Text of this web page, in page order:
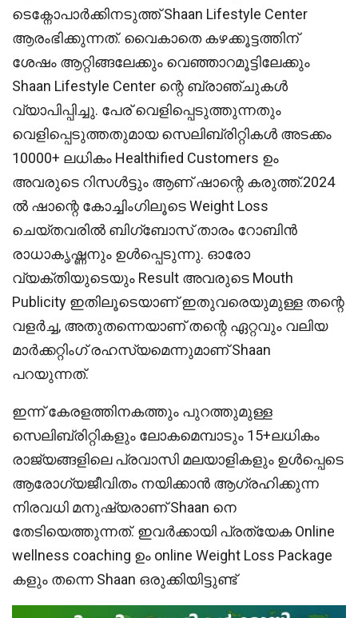
ടെക്നോപാർക്കിനടുത്ത് Shaan Lifestyle Center
ആരംഭിക്കുന്നത്. വൈകാതെ കഴക്കൂട്ടത്തിന്
ശേഷം ആറ്റിങ്ങലേക്കും വെഞ്ഞാറമൂട്ടിലേക്കും
Shaan Lifestyle Center ന്റെ ബ്രാഞ്ചുകൾ
വ്യാപിപ്പിച്ചു. പേര് വെളിപ്പെടുത്തുന്നതും
വെളിപ്പെടുത്തതുമായ സെലിബ്രിറ്റികൾ അടക്കം
10000+ ലധികം Healthified Customers ഉം
അവരുടെ റിസൾട്ടും ആണ് ഷാന്റെ കരുത്ത്.2024
ൽ ഷാന്റെ കോച്ചിംഗിലൂടെ Weight Loss
ചെയ്തവരിൽ ബിഗ്ബോസ് താരം റോബിൻ
രാധാകൃഷ്ണനും ഉൾപ്പെടുന്നു. ഓരോ
വ്യക്തിയുടെയും Result അവരുടെ Mouth
Publicity ഇതിലൂടെയാണ് ഇതുവരെയുമുള്ള തന്റെ
വളർച്ച, അതുതന്നെയാണ് തന്റെ ഏറ്റവും വലിയ
മാർക്കറ്റിംഗ് രഹസ്യമെന്നുമാണ് Shaan
പറയുന്നത്.
ഇന്ന് കേരളത്തിനകത്തും പുറത്തുമുള്ള
സെലിബ്രിറ്റികളും ലോകമെമ്പാടും 15+ലധികം
രാജ്യങ്ങളിലെ പ്രവാസി മലയാളികളും ഉൾപ്പെടെ
ആരോഗ്യജീവിതം നയിക്കാൻ ആഗ്രഹിക്കുന്ന
നിരവധി മനുഷ്യരാണ് Shaan നെ
തേടിയെത്തുന്നത്. ഇവർക്കായി പ്രത്യേക Online
wellness coaching ഉം online Weight Loss Package
കളും തന്നെ Shaan ഒരുക്കിയിട്ടുണ്ട്